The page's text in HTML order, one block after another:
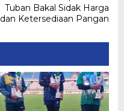
Tuban Bakal Sidak Harga
dan Ketersediaan Pangan